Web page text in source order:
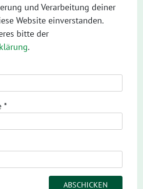
und Verarbeitung deiner
Website einverstanden.
bitte der
.
*